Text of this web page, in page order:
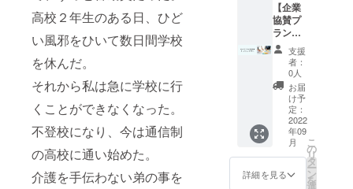
高校２年生のある日、ひど
い風邪をひいて数日間学校
を休んだ。
それから私は急に学校に行
くことができなくなった。
不登校になり、今は通信制
の高校に通い始めた。
介護を手伝わない弟の事を
いただ
くこと
はでき
ませ
ん。 ※
発注の
都合
上、お
届け予
定日が
変更に
なるこ
とがあ
りま
パー
カーの
サイズ
は本文
内「リ
ター
ン」を
ご確認
くださ
い ※ク
リア
ファイ
ルは３
種類の
中より
サイズ
は
【S/M/L
】がご
ざいま
す。 オ
プショ
ン欄よ
り必ず
お選び
くださ
い。 ※
画像は
イメー
ジで
ラーに
関する
講演会
を実施
いたし
ます。
受講日
程はプ
ロジェ
クト終
了後
メール
にて調
整させ
ていた
【企業
協賛プ
ラン
②】 ヤ
ングケ
アラー
協会主
催の
ワーク
ショッ
プ研修
（3~4時
間程
度） ご
協賛い
支援
者：
0人
お届
け予
定：
2022
年09
月
詳細を見る
こ
の
リ
タ
ー
ン
を